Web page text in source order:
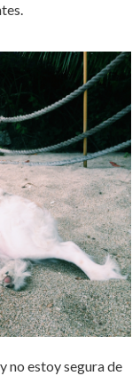
no estoy segura de